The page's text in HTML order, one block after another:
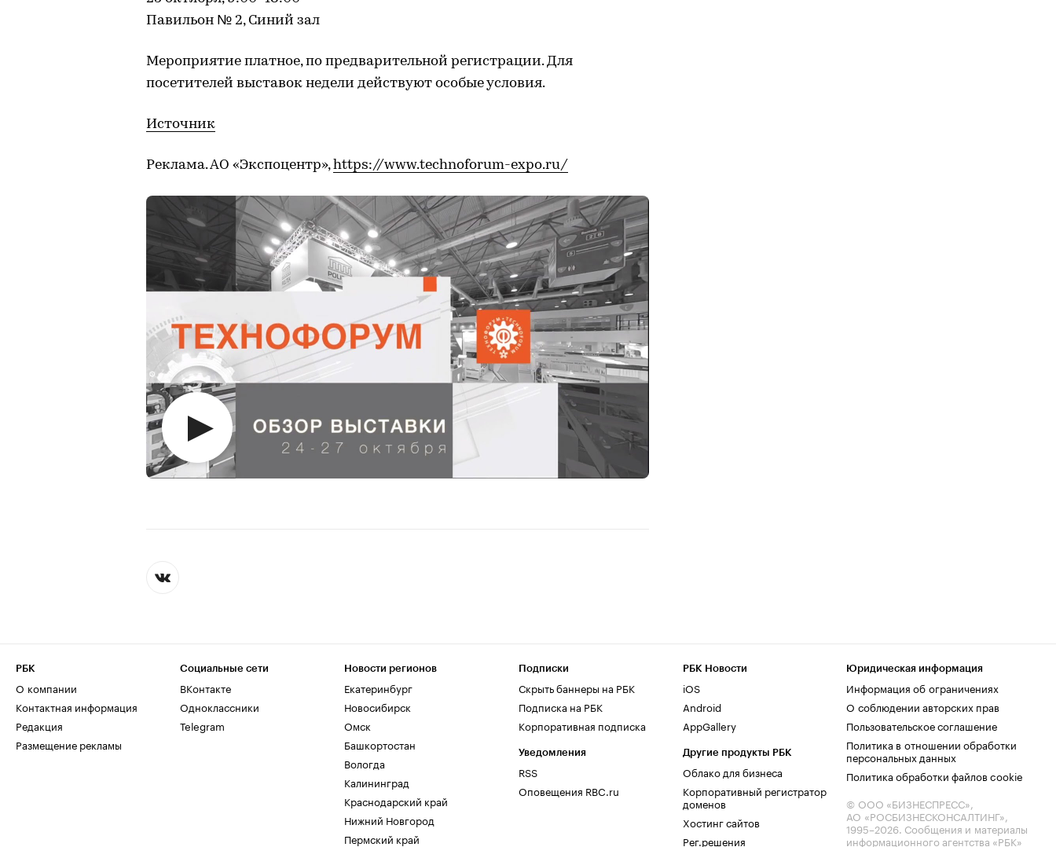
Павильон № 2, Синий зал
Мероприятие платное, по предварительной регистрации. Для
посетителей выставок недели действуют особые условия.
Источник
Реклама. АО «Экспоцентр»,https://www.technoforum-expo.ru/
РБК
О компании
Контактная информация
Редакция
Размещение рекламы
Социальные сети
ВКонтакте
Одноклассники
Telegram
Новости регионов
Екатеринбург
Новосибирск
Омск
Башкортостан
Вологда
Калининград
Краснодарский край
Нижний Новгород
Пермский край
Подписки
Скрыть баннеры на РБК
Подписка на РБК
Корпоративная подписка
Уведомления
RSS
Оповещения RBC.ru
РБК Новости
iOS
Android
AppGallery
Другие продукты РБК
Облако для бизнеса
Корпоративный регистратор
доменов
Хостинг сайтов
Рег.решения
Юридическая информация
Информация об ограничениях
О соблюдении авторских прав
Пользовательское соглашение
Политика в отношении обработки
персональных данных
Политика обработки файлов cookie
© ООО «БИЗНЕСПРЕСС»,
АО «РОСБИЗНЕСКОНСАЛТИНГ»,
1995–2026. Сообщения и материалы
информационного агентства «РБК»